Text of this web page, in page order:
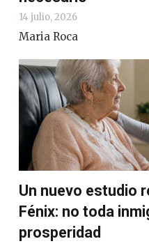
14 julio, 2026
Maria Roca
Un nuevo estudio
Fénix: no toda
prosperidad